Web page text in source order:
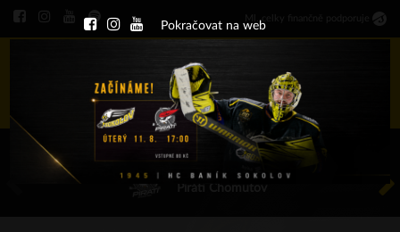
celky finančně podporuje
ÚT 11.8.2026 17.00 - příp. zápasy
HC Baník Sokolov
Pokračovat na web